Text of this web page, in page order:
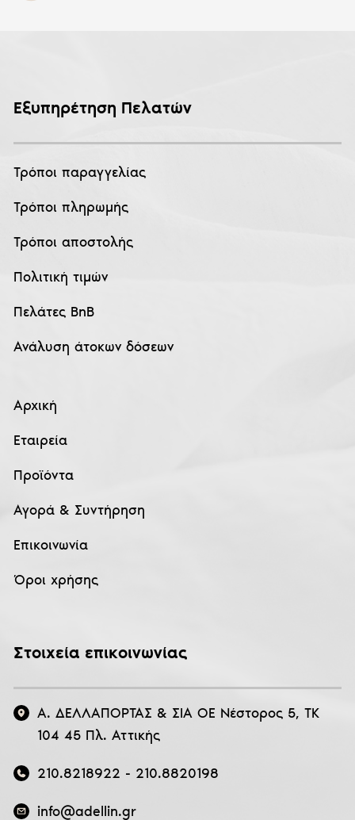
Εξυπηρέτηση Πελατών
Τρόποι παραγγελίας
Τρόποι πληρωμής
Τρόποι αποστολής
Πολιτική τιμών
Πελάτες BnB
Ανάλυση άτοκων δόσεων
Αρχική
Εταιρεία
Προϊόντα
Αγορά & Συντήρηση
Επικοινωνία
Όροι χρήσης
Στοιχεία επικοινωνίας
Α. ΔΕΛΛΑΠΟΡΤΑΣ & ΣΙΑ ΟΕ Νέστορος 5, ΤΚ
104 45 Πλ. Αττικής
210.8218922 - 210.8820198
info@adellin.gr